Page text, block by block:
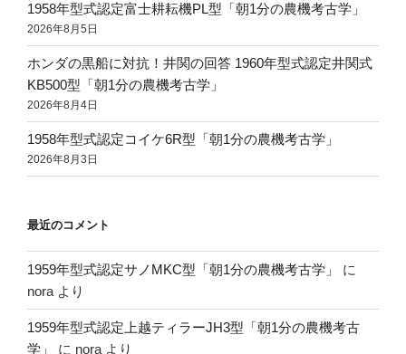
1958年型式認定富士耕耘機PL型「朝1分の農機考古学」
2026年8月5日
ホンダの黒船に対抗！井関の回答 1960年型式認定井関式
KB500型「朝1分の農機考古学」
2026年8月4日
1958年型式認定コイケ6R型「朝1分の農機考古学」
2026年8月3日
最近のコメント
1959年型式認定サノMKC型「朝1分の農機考古学」
に
nora より
1959年型式認定上越ティラーJH3型「朝1分の農機考古
学」
に nora より